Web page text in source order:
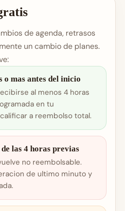
de agenda, retrasos
un cambio de planes.
o mas antes del inicio
al menos 4 horas
en tu
a reembolso total.
las 4 horas previas
no reembolsable.
de ultimo minuto y